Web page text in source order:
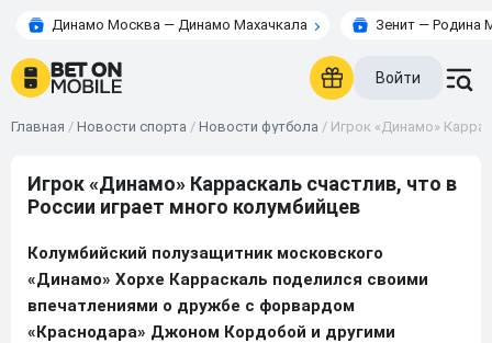
Динамо Москва — Динамо Махачкала Зенит — Родина
Войти
Главная / Новости спорта / Новости футбола / Игрок «Динамо»
Игрок «Динамо» Карраскаль счастлив, что в
России играет много колумбийцев
Колумбийский полузащитник московского
«Динамо» Хорхе Карраскаль поделился своими
впечатлениями о дружбе с форвардом
«Краснодара» Джоном Кордобой и другими